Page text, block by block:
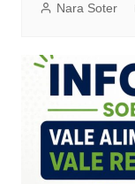
Nara Soter